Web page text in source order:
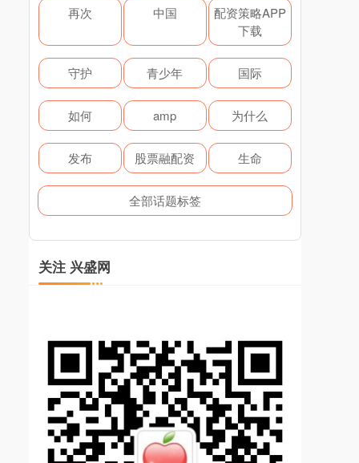
再次 中国
配资策略APP
下载
守护 青少年 国际
如何 amp 为什么
发布 股票融配资 生命
全部话题标签
关注 兴盛网